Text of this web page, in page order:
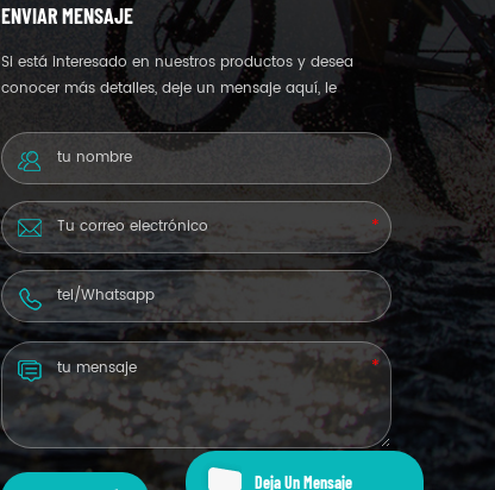
ENVIAR MENSAJE
Si está interesado en nuestros productos y desea
conocer más detalles, deje un mensaje aquí, le
responderemos lo antes posible.
Deja Un Mensaje